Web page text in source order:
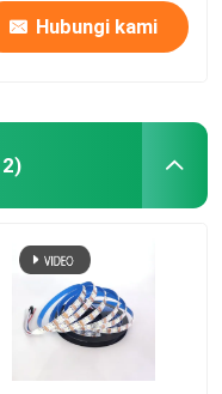
Hubungi kami